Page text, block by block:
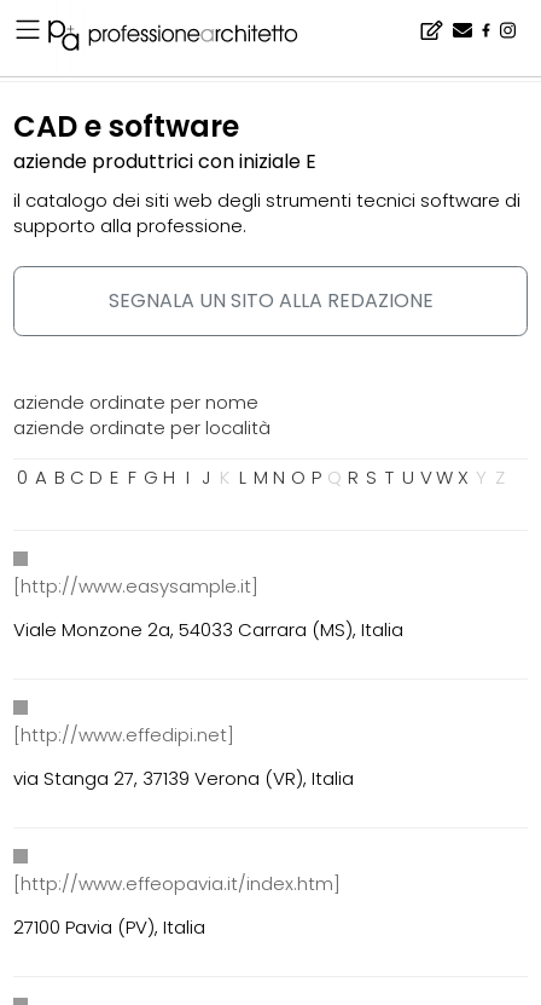
CAD e software
aziende produttrici con iniziale E
il catalogo dei siti web degli strumenti tecnici software di
supporto alla professione.
SEGNALA UN SITO ALLA REDAZIONE
aziende ordinate per nome
aziende ordinate per località
0 A B C D E F G H I J K L M N O P Q R S T U VWX Y Z
[http://www.easysample.it]
Viale Monzone 2a, 54033 Carrara (MS), Italia
[http://www.effedipi.net]
via Stanga 27, 37139 Verona (VR), Italia
[http://www.effeopavia.it/index.htm]
27100 Pavia (PV), Italia